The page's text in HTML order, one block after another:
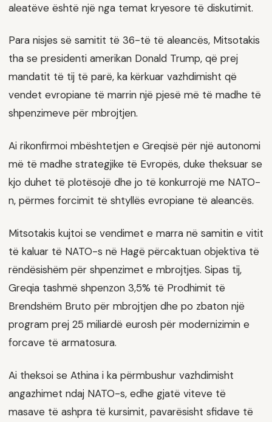
aleatëve është një nga temat kryesore të diskutimit.
Para nisjes së samitit të 36-të të aleancës, Mitsotakis
tha se presidenti amerikan Donald Trump, që prej
mandatit të tij të parë, ka kërkuar vazhdimisht që
vendet evropiane të marrin një pjesë më të madhe të
shpenzimeve për mbrojtjen.
Ai rikonfirmoi mbështetjen e Greqisë për një autonomi
më të madhe strategjike të Evropës, duke theksuar se
kjo duhet të plotësojë dhe jo të konkurrojë me NATO-
n, përmes forcimit të shtyllës evropiane të aleancës.
Mitsotakis kujtoi se vendimet e marra në samitin e vitit
të kaluar të NATO-s në Hagë përcaktuan objektiva të
rëndësishëm për shpenzimet e mbrojtjes. Sipas tij,
Greqia tashmë shpenzon 3,5% të Prodhimit të
Brendshëm Bruto për mbrojtjen dhe po zbaton një
program prej 25 miliardë eurosh për modernizimin e
forcave të armatosura.
Ai theksoi se Athina i ka përmbushur vazhdimisht
angazhimet ndaj NATO-s, edhe gjatë viteve të
masave të ashpra të kursimit, pavarësisht sfidave të